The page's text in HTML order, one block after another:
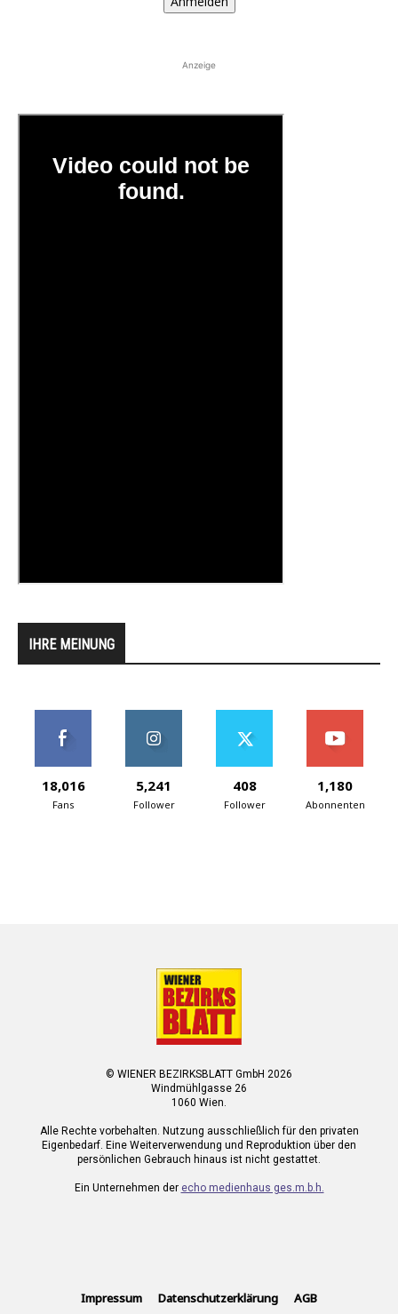
Anzeige
IHRE MEINUNG
18,016
Fans
5,241
Follower
408
Follower
1,180
Abonnenten
© WIENER BEZIRKSBLATT GmbH 2026
Windmühlgasse 26
1060 Wien.
Alle Rechte vorbehalten. Nutzung ausschließlich für den privaten
Eigenbedarf. Eine Weiterverwendung und Reproduktion über den
persönlichen Gebrauch hinaus ist nicht gestattet.
Ein Unternehmen der echo medienhaus ges.m.b.h.
Impressum Datenschutzerklärung AGB